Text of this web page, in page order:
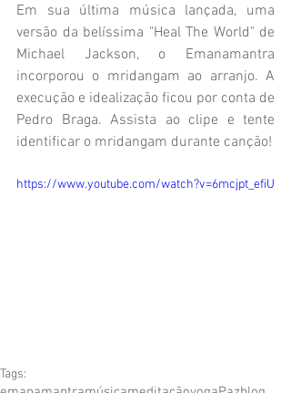
Em sua última música lançada, uma
versão da belíssima "Heal The World" de
Michael Jackson, o Emanamantra
incorporou o mridangam ao arranjo. A
execução e idealização ficou por conta de
Pedro Braga. Assista ao clipe e tente
identificar o mridangam durante canção!
https://www.youtube.com/watch?v=6mcjpt_efiU
Tags: